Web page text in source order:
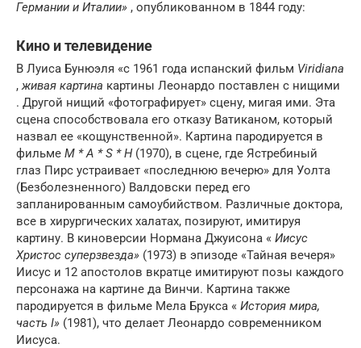
Германии и Италии» , опубликованном в 1844 году:
Кино и телевидение
В Луиса Бунюэля «с 1961 года испанский фильм Viridiana
,живая картина картины Леонардо поставлен с нищими
. Другой нищий «фотографирует» сцену, мигая ими. Эта
сцена способствовала его отказу Ватиканом, который
назвал ее «кощунственной». Картина пародируется в
фильме M * A * S * H(1970), в сцене, где Ястребиный
глаз Пирс устраивает «последнюю вечерю» для Уолта
(Безболезненного) Валдовски перед его
запланированным самоубийством. Различные доктора,
все в хирургических халатах, позируют, имитируя
картину. В киноверсии Нормана Джуисона « Иисус
Христос суперзвезда» (1973) в эпизоде ​​«Тайная вечеря»
Иисус и 12 апостолов вкратце имитируют позы каждого
персонажа на картине да Винчи. Картина также
пародируется в фильме Мела Брукса « История мира,
часть I» (1981), что делает Леонардо современником
Иисуса.